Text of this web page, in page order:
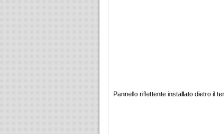
Pannello riflettente installato dietro il